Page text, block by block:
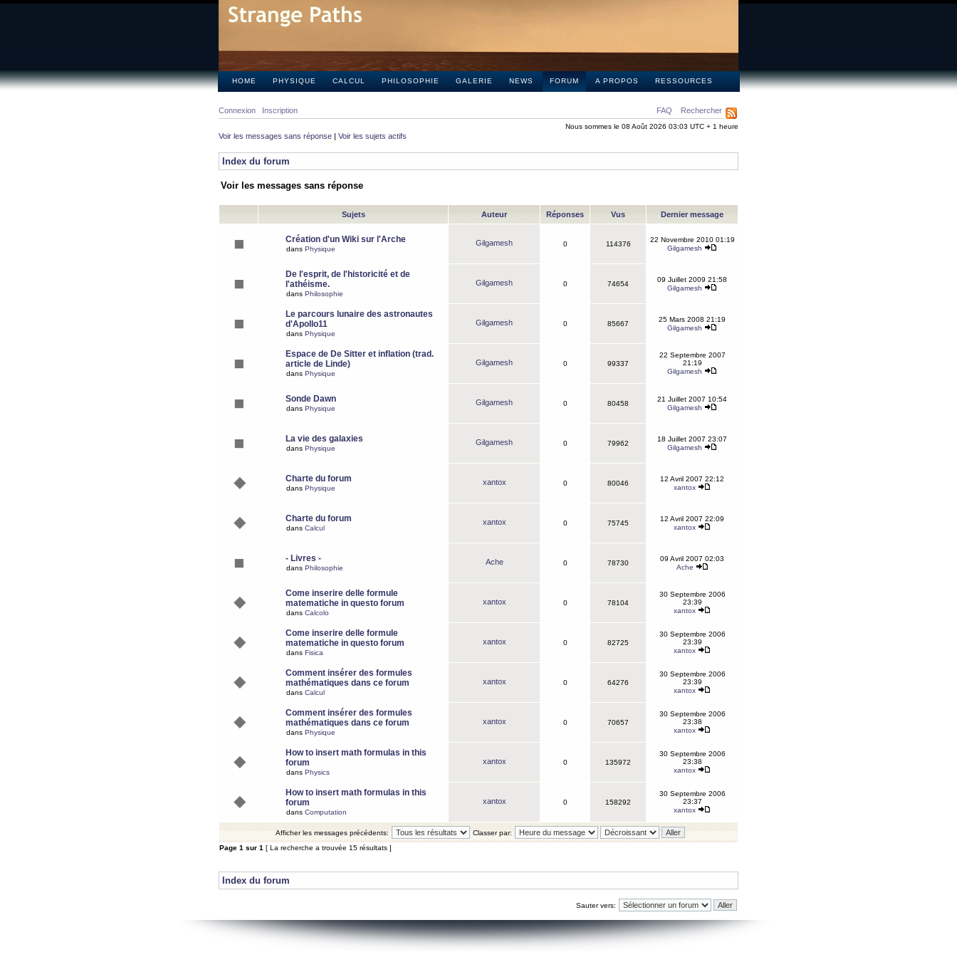
HOME PHYSIQUE CALCUL PHILOSOPHIE GALERIE NEWS FORUM A PROPOS RESSOURCES
FAQ Rechercher
Connexion Inscription
Nous sommes le 08 Août 2026 03:03 UTC + 1 heure
Voir les messages sans réponse | Voir les sujets actifs
Index du forum
Voir les messages sans réponse
Sujets Auteur Réponses Vus Dernier message
Création d'un Wiki sur l'Arche
dans Physique
Gilgamesh 0 114376
22 Novembre 2010 01:19
Gilgamesh
De l'esprit, de l'historicité et de
l'athéisme.
dans Philosophie
Gilgamesh 0 74654
09 Juillet 2009 21:58
Gilgamesh
Le parcours lunaire des astronautes
d'Apollo11
dans Physique
Gilgamesh 0 85667
25 Mars 2008 21:19
Gilgamesh
Espace de De Sitter et inflation (trad.
article de Linde)
dans Physique
Gilgamesh 0 99337
22 Septembre 2007
21:19
Gilgamesh
Sonde Dawn
dans Physique
Gilgamesh 0 80458
21 Juillet 2007 10:54
Gilgamesh
La vie des galaxies
dans Physique
Gilgamesh 0 79962
18 Juillet 2007 23:07
Gilgamesh
Charte du forum
dans Physique
xantox 0 80046
12 Avril 2007 22:12
xantox
Charte du forum
dans Calcul
xantox 0 75745
12 Avril 2007 22:09
xantox
- Livres -
dans Philosophie
Ache 0 78730
09 Avril 2007 02:03
Ache
Come inserire delle formule
matematiche in questo forum
dans Calcolo
xantox 0 78104
30 Septembre 2006
23:39
xantox
Come inserire delle formule
matematiche in questo forum
dans Fisica
xantox 0 82725
30 Septembre 2006
23:39
xantox
Comment insérer des formules
mathématiques dans ce forum
dans Calcul
xantox 0 64276
30 Septembre 2006
23:39
xantox
Comment insérer des formules
mathématiques dans ce forum
dans Physique
xantox 0 70657
30 Septembre 2006
23:38
xantox
How to insert math formulas in this
forum
dans Physics
xantox 0 135972
30 Septembre 2006
23:38
xantox
How to insert math formulas in this
forum
dans Computation
xantox 0 158292
30 Septembre 2006
23:37
xantox
Afficher les messages précédents:
Classer par:
Page 1 sur 1 [ La recherche a trouvée 15 résultats ]
Index du forum
Sauter vers: